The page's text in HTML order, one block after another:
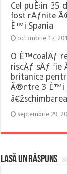
Cel puÈ›in 35
fost rÄƒnite
È™i Spania
octombrie 17,
O È™coalÄƒ
riscÄƒ sÄƒ fie
britanice
Ã®ntre 3 È™i
septembrie 29,
Lasă un răspuns